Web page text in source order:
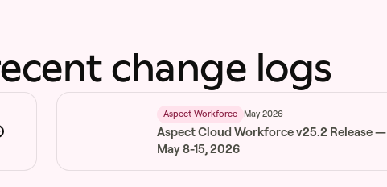
change logs
Aspect Workforce May 2026
Aspect Cloud Workforce v25.2 Release —
May 8-15, 2026